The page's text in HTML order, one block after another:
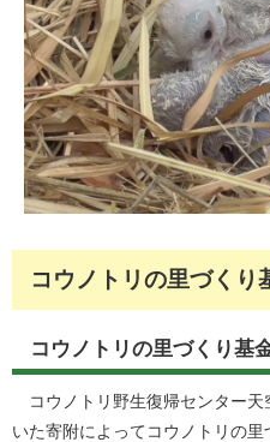
コウノトリの里づくり
コウノトリの里づくり基
コウノトリ野生復帰センター天
いた寄附によってコウノトリの里